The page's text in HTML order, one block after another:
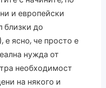
и европейски
близки до
ясно, че просто е
нужда от
необходимост
на някого и